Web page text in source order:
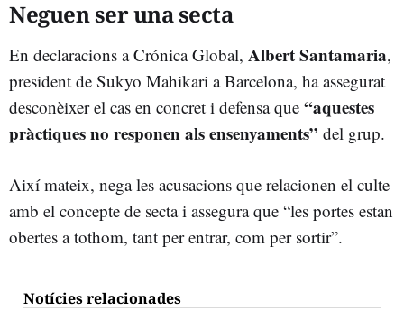
Neguen ser una secta
En declaracions a Crónica Global, Albert Santamaria,
president de Sukyo Mahikari a Barcelona, ha assegurat
desconèixer el cas en concret i defensa que “aquestes
pràctiques no responen als ensenyaments” del grup.
Així mateix, nega les acusacions que relacionen el culte
amb el concepte de secta i assegura que “les portes estan
obertes a tothom, tant per entrar, com per sortir”.
Notícies relacionades